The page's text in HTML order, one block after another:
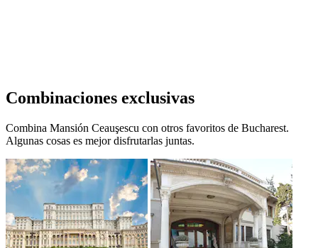
Combinaciones exclusivas
Combina Mansión Ceauşescu con otros favoritos de Bucharest.
Algunas cosas es mejor disfrutarlas juntas.